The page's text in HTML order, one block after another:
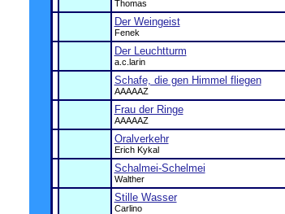
Thomas
Der Weingeist
Fenek
Der Leuchtturm
a.c.larin
Schafe, die gen Himmel fliegen
AAAAAZ
Frau der Ringe
AAAAAZ
Oralverkehr
Erich Kykal
Schalmei-Schelmei
Walther
Stille Wasser
Carlino